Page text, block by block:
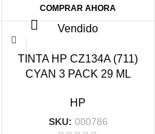
COMPRAR AHORA
Vendido
TINTA HP CZ134A (711)
CYAN 3 PACK 29 ML
HP
SKU: 000786